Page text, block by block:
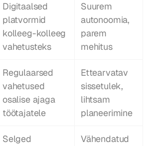
Digitaalsed
platvormid
kolleeg-kolleeg
vahetusteks
Suurem
autonoomia,
parem
mehitus
Regulaarsed
vahetused
osalise ajaga
töötajatele
Ettearvatav
sissetulek,
lihtsam
planeerimine
Selged
Vähendatud